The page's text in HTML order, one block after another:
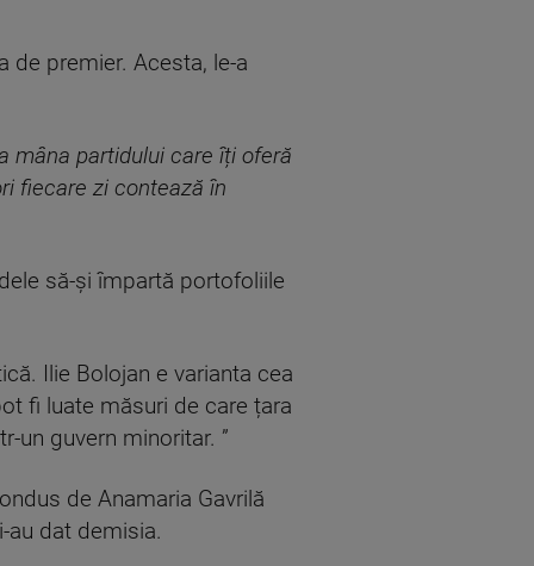
de premier. Acesta, le-a
mâna partidului care îți oferă
fiecare zi contează în
să-și împartă portofoliile
Ilie Bolojan e varianta cea
fi luate măsuri de care țara
un guvern minoritar. ”
de Anamaria Gavrilă
au dat demisia.